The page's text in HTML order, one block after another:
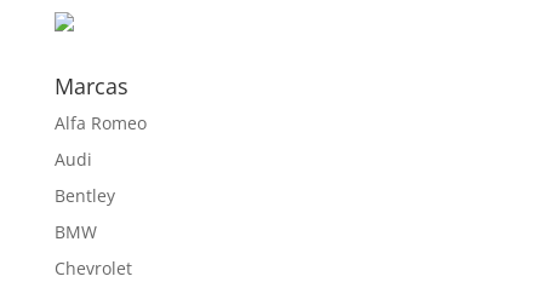
Marcas
Alfa Romeo
Audi
Bentley
BMW
Chevrolet